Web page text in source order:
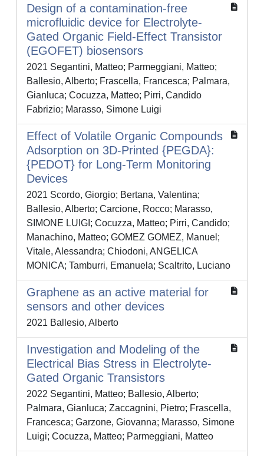
Design of a contamination-free
microfluidic device for Electrolyte-
Gated Organic Field-Effect Transistor
(EGOFET) biosensors
2021 Segantini, Matteo; Parmeggiani, Matteo;
Ballesio, Alberto; Frascella, Francesca; Palmara,
Gianluca; Cocuzza, Matteo; Pirri, Candido
Fabrizio; Marasso, Simone Luigi
Effect of Volatile Organic Compounds
Adsorption on 3D-Printed {PEGDA}:
{PEDOT} for Long-Term Monitoring
Devices
2021 Scordo, Giorgio; Bertana, Valentina;
Ballesio, Alberto; Carcione, Rocco; Marasso,
SIMONE LUIGI; Cocuzza, Matteo; Pirri, Candido;
Manachino, Matteo; GOMEZ GOMEZ, Manuel;
Vitale, Alessandra; Chiodoni, ANGELICA
MONICA; Tamburri, Emanuela; Scaltrito, Luciano
Graphene as an active material for
sensors and other devices
2021 Ballesio, Alberto
Investigation and Modeling of the
Electrical Bias Stress in Electrolyte‐
Gated Organic Transistors
2022 Segantini, Matteo; Ballesio, Alberto;
Palmara, Gianluca; Zaccagnini, Pietro; Frascella,
Francesca; Garzone, Giovanna; Marasso, Simone
Luigi; Cocuzza, Matteo; Parmeggiani, Matteo